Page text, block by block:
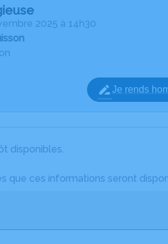
2025 à 14h30
Je rends
disponibles.
que ces informations seront